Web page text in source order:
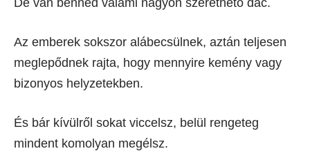
Az emberek sokszor alábecsülnek, aztán teljesen
meglepődnek rajta, hogy mennyire kemény vagy
bizonyos helyzetekben.
És bár kívülről sokat viccelsz, belül rengeteg
mindent komolyan megélsz.